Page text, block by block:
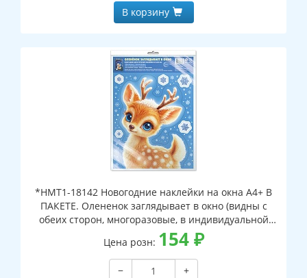
В корзину
*НМТ1-18142 Новогодние наклейки на окна А4+ В
ПАКЕТЕ. Олененок заглядывает в окно (видны с
обеих сторон, многоразовые, в индивидуальной
упаковке, с европодвесом и клеевым клапаном)
Цена розн: 154₽
−
+